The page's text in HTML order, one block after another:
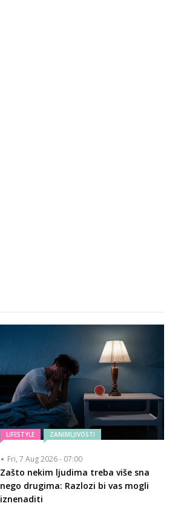
LIFESTYLE ZANIMLJIVOSTI
Fri, 7 Aug 2026 - 07:00
Zašto nekim ljudima treba više sna
nego drugima: Razlozi bi vas mogli
iznenaditi